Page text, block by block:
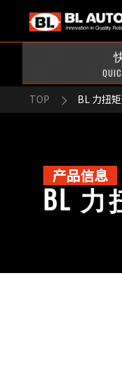
TOP BL 力扭
产品信息
BL 力